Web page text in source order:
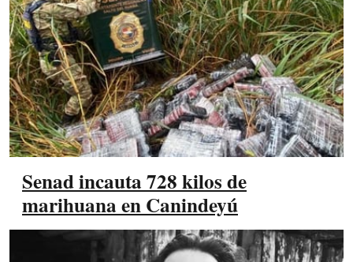
Senad incauta 728 kilos de
marihuana en Canindeyú